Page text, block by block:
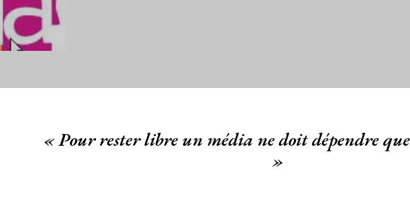
Maître de la
« Pour rester libre un média ne doit dépendre que
»